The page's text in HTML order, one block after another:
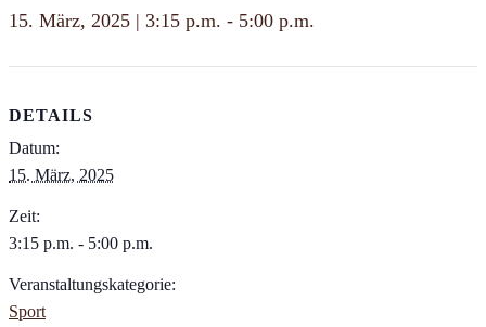
15. März, 2025 | 3:15 p.m. - 5:00 p.m.
DETAILS
Datum:
15. März, 2025
Zeit:
3:15 p.m. - 5:00 p.m.
Veranstaltungskategorie:
Sport